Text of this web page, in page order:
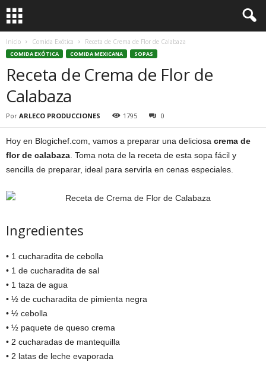
Inicio Comida Exótica Receta de Crema de Flor de Calabaza
COMIDA EXÓTICA COMIDA MEXICANA SOPAS
Receta de Crema de Flor de
Calabaza
Por ARLECO PRODUCCIONES 1795 0
Hoy en Blogichef.com, vamos a preparar una deliciosa crema de
flor de calabaza . Toma nota de la receta de esta sopa fácil y
sencilla de preparar, ideal para servirla en cenas especiales.
Ingredientes
• 1 cucharadita de cebolla
• 1 de cucharadita de sal
• 1 taza de agua
• ½ de cucharadita de pimienta negra
• ½ cebolla
• ½ paquete de queso crema
• 2 cucharadas de mantequilla
• 2 latas de leche evaporada